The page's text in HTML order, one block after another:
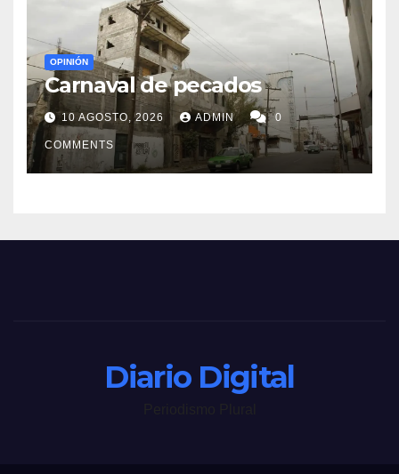
OPINIÓN
Carnaval de pecados
10 AGOSTO, 2026 ADMIN 0
COMMENTS
Diario Digital